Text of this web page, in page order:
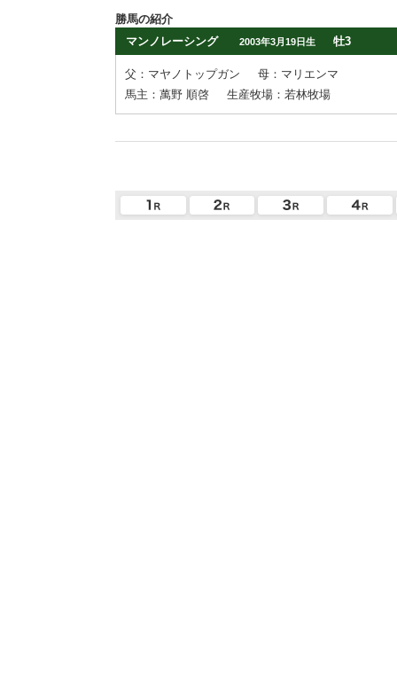
勝馬の紹介
マンノレーシング
2003年3月19日生 牡3
父：マヤノトップガン
母：マリエンマ
馬主：萬野 順啓
生産牧場：若林牧場